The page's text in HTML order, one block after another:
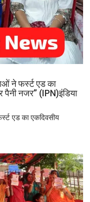
ने फर्स्ट एड का
पैनी नजर” (IPN)इंडिया
एड का एकदिवसीय